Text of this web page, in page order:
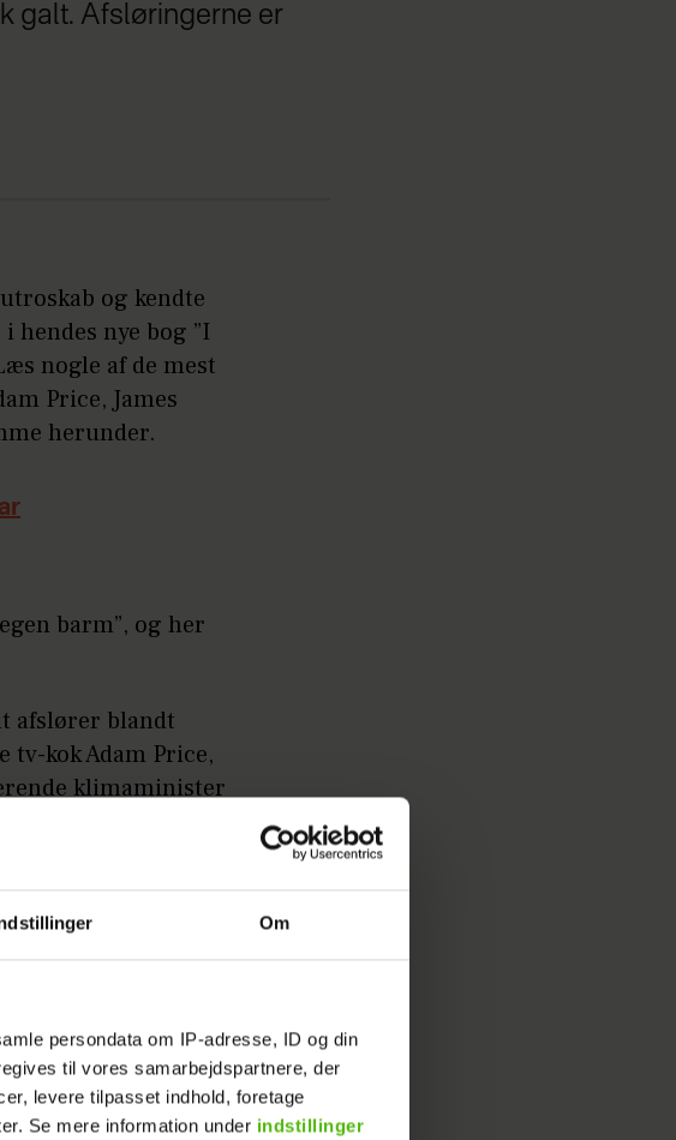
Om
persondata om IP-adresse, ID og din
til vores samarbejdspartnere, der
levere tilpasset indhold, foretage
Se mere information under indstillinger
galt. Afsløringerne er
og kendte
hendes nye bog ”I
nogle af de mest
Price, James
herunder.
barm”, og her
afslører blandt
tv-kok Adam Price,
klimaminister
skilsmissen:
indgået et nyt med
i Jørgensens